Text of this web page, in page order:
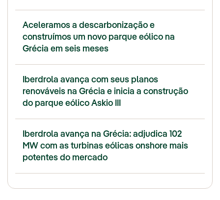
Aceleramos a descarbonização e
construímos um novo parque eólico na
Grécia em seis meses
Iberdrola avança com seus planos
renováveis na Grécia e inicia a construção
do parque eólico Askio III
Iberdrola avança na Grécia: adjudica 102
MW com as turbinas eólicas onshore mais
potentes do mercado